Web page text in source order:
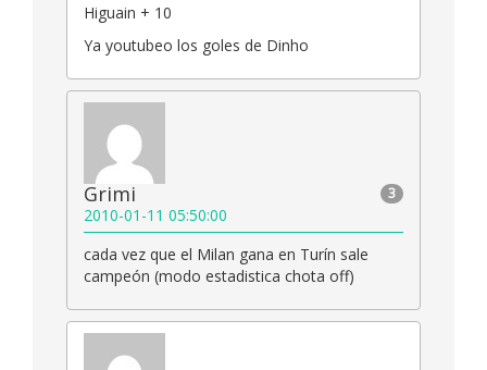
Higuain + 10
Ya youtubeo los goles de Dinho
3
Grimi
2010-01-11 05:50:00
cada vez que el Milan gana en Turín sale
campeón (modo estadistica chota off)